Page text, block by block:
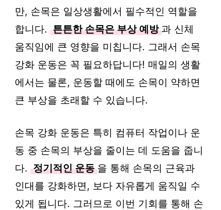
만, 손목은 일상생활에서 필수적인 역할을
합니다. 튼튼한 손목은 부상 예방 과 신체
움직임에 큰 영향을 미칩니다. 그래서 손목
강화 운동은 꼭 필요하답니다! 매일의 생활
에서는 물론, 운동할 때에도 손목이 약하면
큰 부상을 초래할 수 있습니다.
손목 강화 운동은 특히 컴퓨터 작업이나 운
동 중 손목의 부상을 줄이는 데 도움을 줍니
다. 정기적인 운동 을 통해 손목의 근육과
인대를 강화하면, 보다 자유롭게 움직일 수
있게 됩니다. 그러므로 이번 기회를 통해 손